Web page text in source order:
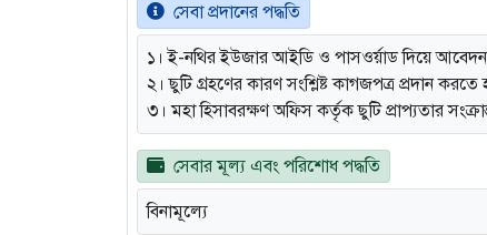
সেবা প্রদানের পদ্ধতি
১। ই-নথির ইউজার আইডি ও পাসওর্য়াড দিয়ে
২। ছুটি গ্রহণের কারণ সংশ্লিষ্ট কাগজপত্র প্রদান করতে
৩। মহা হিসাবরক্ষণ অফিস কর্তৃক ছুটি প্রাপ্যতার
সেবার মূল্য এবং পরিশোধ পদ্ধতি
বিনামূল্যে